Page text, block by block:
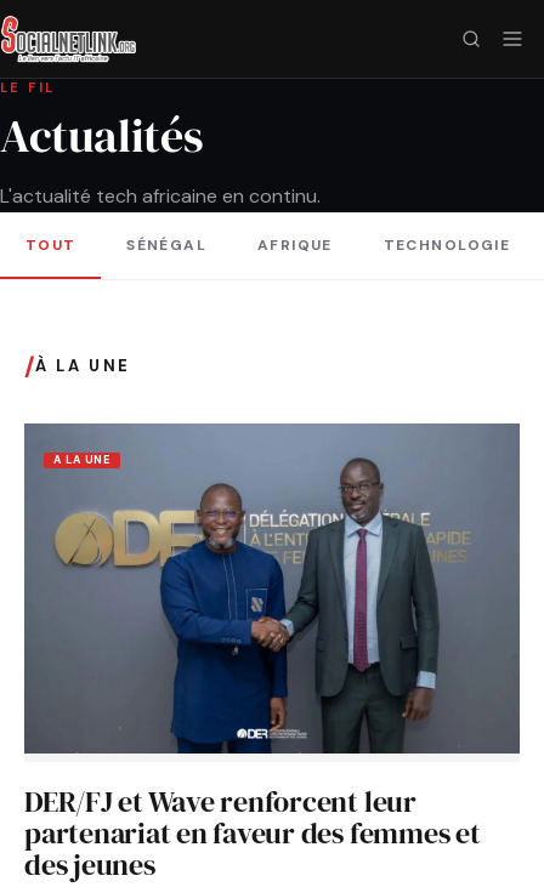
LE FIL
Actualités
L'actualité tech africaine en continu.
TOUT SÉNÉGAL AFRIQUE TECHNOLOGIE
/À LA UNE
A LA UNE
DER/FJ et Wave renforcent leur
partenariat en faveur des femmes et
des jeunes